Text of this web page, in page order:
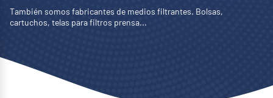
También somos fabricantes de medios filtrantes. Bolsas,
cartuchos, telas para filtros prensa...